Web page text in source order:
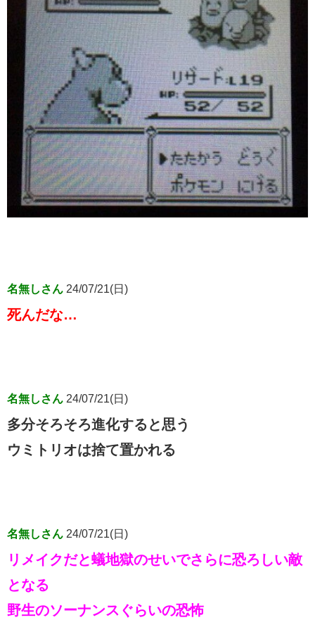
名無しさん 24/07/21(日)
死んだな…
名無しさん 24/07/21(日)
多分そろそろ進化すると思う
ウミトリオは捨て置かれる
名無しさん 24/07/21(日)
リメイクだと蟻地獄のせいでさらに恐ろしい敵
となる
野生のソーナンスぐらいの恐怖